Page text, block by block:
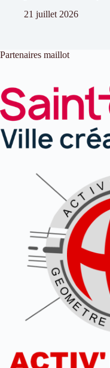
21 juillet 2026
Partenaires maillot